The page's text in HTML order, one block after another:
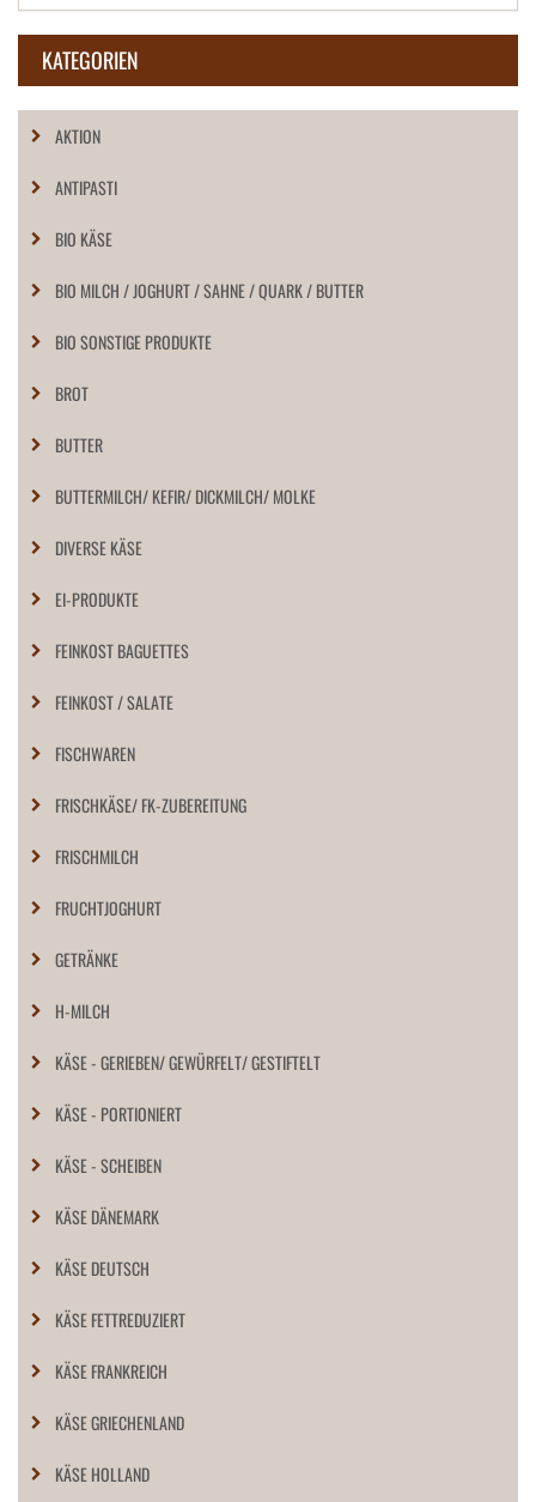
KATEGORIEN
AKTION
ANTIPASTI
BIO KÄSE
BIO MILCH / JOGHURT / SAHNE / QUARK / BUTTER
BIO SONSTIGE PRODUKTE
BROT
BUTTER
BUTTERMILCH/ KEFIR/ DICKMILCH/ MOLKE
DIVERSE KÄSE
EI-PRODUKTE
FEINKOST BAGUETTES
FEINKOST / SALATE
FISCHWAREN
FRISCHKÄSE/ FK-ZUBEREITUNG
FRISCHMILCH
FRUCHTJOGHURT
GETRÄNKE
H-MILCH
KÄSE - GERIEBEN/ GEWÜRFELT/ GESTIFTELT
KÄSE - PORTIONIERT
KÄSE - SCHEIBEN
KÄSE DÄNEMARK
KÄSE DEUTSCH
KÄSE FETTREDUZIERT
KÄSE FRANKREICH
KÄSE GRIECHENLAND
KÄSE HOLLAND